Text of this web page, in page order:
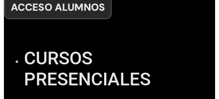
ACCESO ALUMNOS
CURSOS
PRESENCIALES